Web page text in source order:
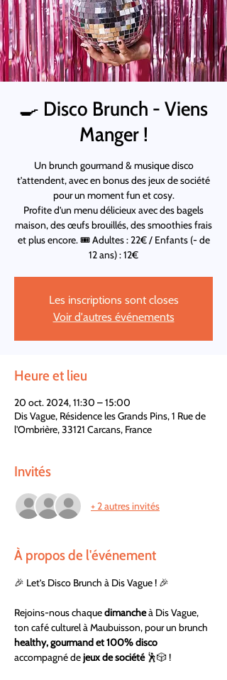
🍳 Disco Brunch - Viens
Manger !
Un brunch gourmand & musique disco
t’attendent, avec en bonus des jeux de société
pour un moment fun et cosy.
Profite d’un menu délicieux avec des bagels
maison, des œufs brouillés, des smoothies frais
et plus encore. 🎟 Adultes : 22€ / Enfants (- de
12 ans) : 12€
Les inscriptions sont closes
Voir d'autres événements
Heure et lieu
20 oct. 2024, 11:30 – 15:00
Dis Vague, Résidence les Grands Pins, 1 Rue de
l'Ombrière, 33121 Carcans, France
Invités
+ 2 autres invités
À propos de l'événement
🎉 Let’s Disco Brunch à Dis Vague ! 🎉
Rejoins-nous chaque dimanche à Dis Vague,
ton café culturel à Maubuisson, pour un brunch
healthy, gourmand et 100% disco
accompagné de jeux de société 🕺🎲 !